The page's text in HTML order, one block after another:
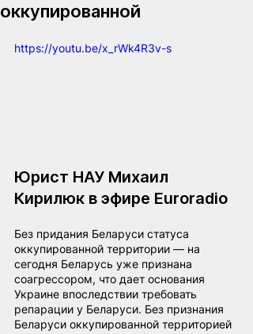
оккупированной
https://youtu.be/x_rWk4R3v-s
Юрист НАУ Михаил
Кирилюк в эфире Euroradio
Без придания Беларуси статуса
оккупированной территории — на
сегодня Беларусь уже признана
соагрессором, что дает основания
Украине впоследствии требовать
репарации у Беларуси. Без признания
Беларуси оккупированной территорией